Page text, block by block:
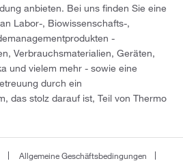
anbieten. Bei uns finden Sie eine
Labor-, Biowissenschafts-,
-
Verbrauchsmaterialien, Geräten,
und vielem mehr - sowie eine
durch ein
das stolz darauf ist, Teil von Thermo
Allgemeine Geschäftsbedingungen